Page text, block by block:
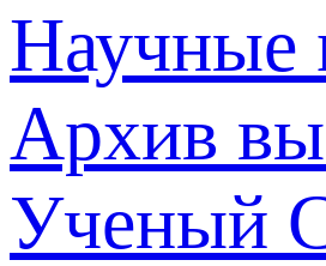
Научные
Архив
Ученый